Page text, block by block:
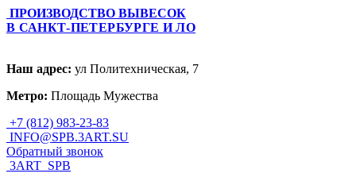
ПРОИЗВОДСТВО ВЫВЕСОК
В САНКТ-ПЕТЕРБУРГЕ И ЛО
Наш адрес: ул Политехническая, 7
Метро: Площадь Мужества
+7 (812) 983-23-83
INFO@SPB.3ART.SU
Обратный звонок
3ART_SPB